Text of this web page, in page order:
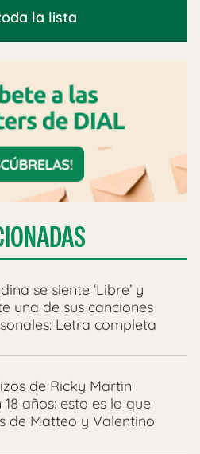
la lista
se siente ‘Libre’ y
una de sus canciones
Letra completa
de Ricky Martin
años: esto es lo que
de Matteo y Valentino